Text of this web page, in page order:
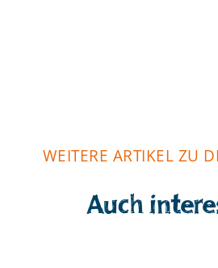
WEITERE ARTIKEL ZU
Auch